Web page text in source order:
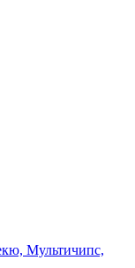
Мультичипс,